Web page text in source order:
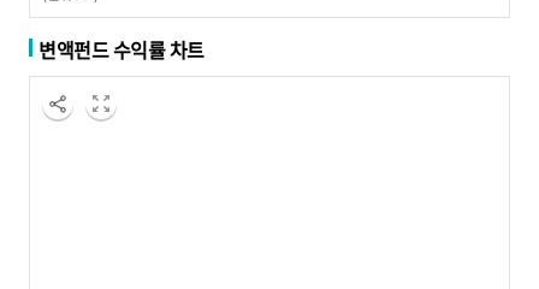
변액펀드 수익률 차트